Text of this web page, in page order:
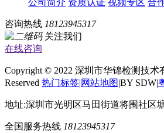
公司简介 资质认证 视频专区 合
咨询热线 18123945317
关注我们
在线咨询
Copyright © 2022 深圳市华锦检测技术
Reserved 热门标签|网站地图|BY SDW|
地址:深圳市光明区马田街道将围社区
全国服务热线 18123945317